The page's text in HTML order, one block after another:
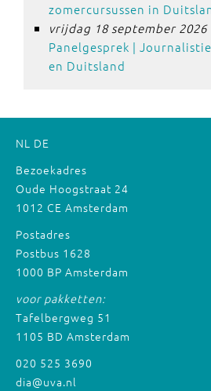
zomercursussen in
vrijdag 18 september 2026
Panelgesprek |
en Duitsland
NL DE
Bezoekadres
Oude Hoogstraat 24
1012 CE Amsterdam
Postadres
Postbus 1628
1000 BP Amsterdam
voor pakketten:
Tafelbergweg 51
1105 BD Amsterdam
020 525 3690
dia@uva.nl